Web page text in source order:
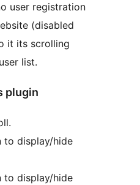
user registration
(disabled
it its scrolling
list.
plugin
to display/hide
to display/hide